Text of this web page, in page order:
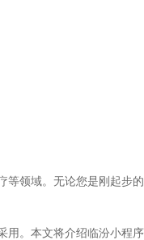
等领域。无论您是刚起步的
用。本文将介绍临汾小程序